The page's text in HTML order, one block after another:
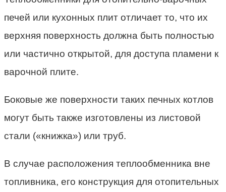
печей или кухонных плит отличает то, что их
верхняя поверхность должна быть полностью
или частично открытой, для доступа пламени к
варочной плите.
Боковые же поверхности таких печных котлов
могут быть также изготовлены из листовой
стали («книжка») или труб.
В случае расположения теплообменника вне
топливника, его конструкция для отопительных